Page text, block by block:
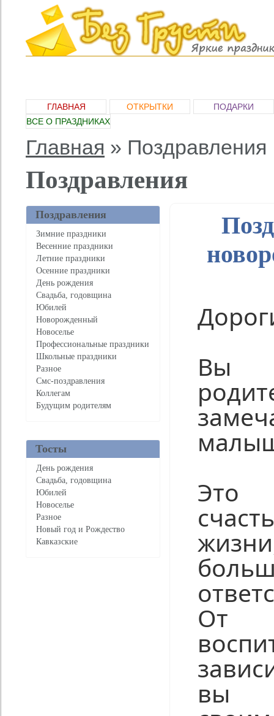
ГЛАВНАЯ ОТКРЫТКИ
ПОДАРКИ
ВСЕ О ПРАЗДНИКАХ
Главная » Поздравления
Поздравления
Поздравления
Зимние праздники
Весенние праздники
Летние праздники
Осенние праздники
День рождения
Свадьба, годовщина
Юбилей
Новорожденный
Новоселье
Профессиональные праздники
Школьные праздники
Разное
Смс-поздравления
Коллегам
Будущим родителям
Тосты
День рождения
Свадьба, годовщина
Юбилей
Новоселье
Разное
Новый год и Рождество
Кавказские
Вы
Это
От
вы